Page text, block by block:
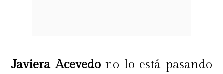
Javiera Acevedono lo está pasando